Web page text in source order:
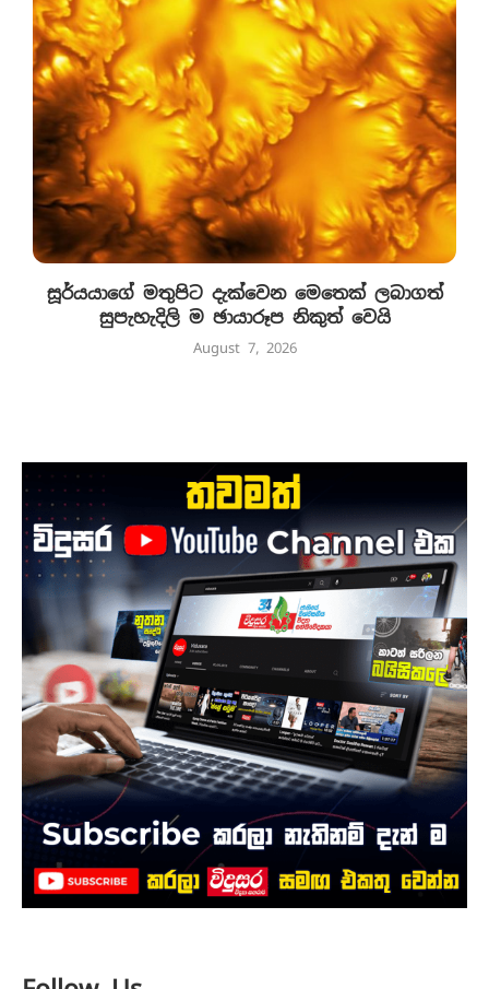
සූර්යයාගේ මතුපිට දැක්වෙන මෙතෙක් ලබාගත්
සුපැහැදිලි ම ඡායාරූප නිකුත් වෙයි
August 7, 2026